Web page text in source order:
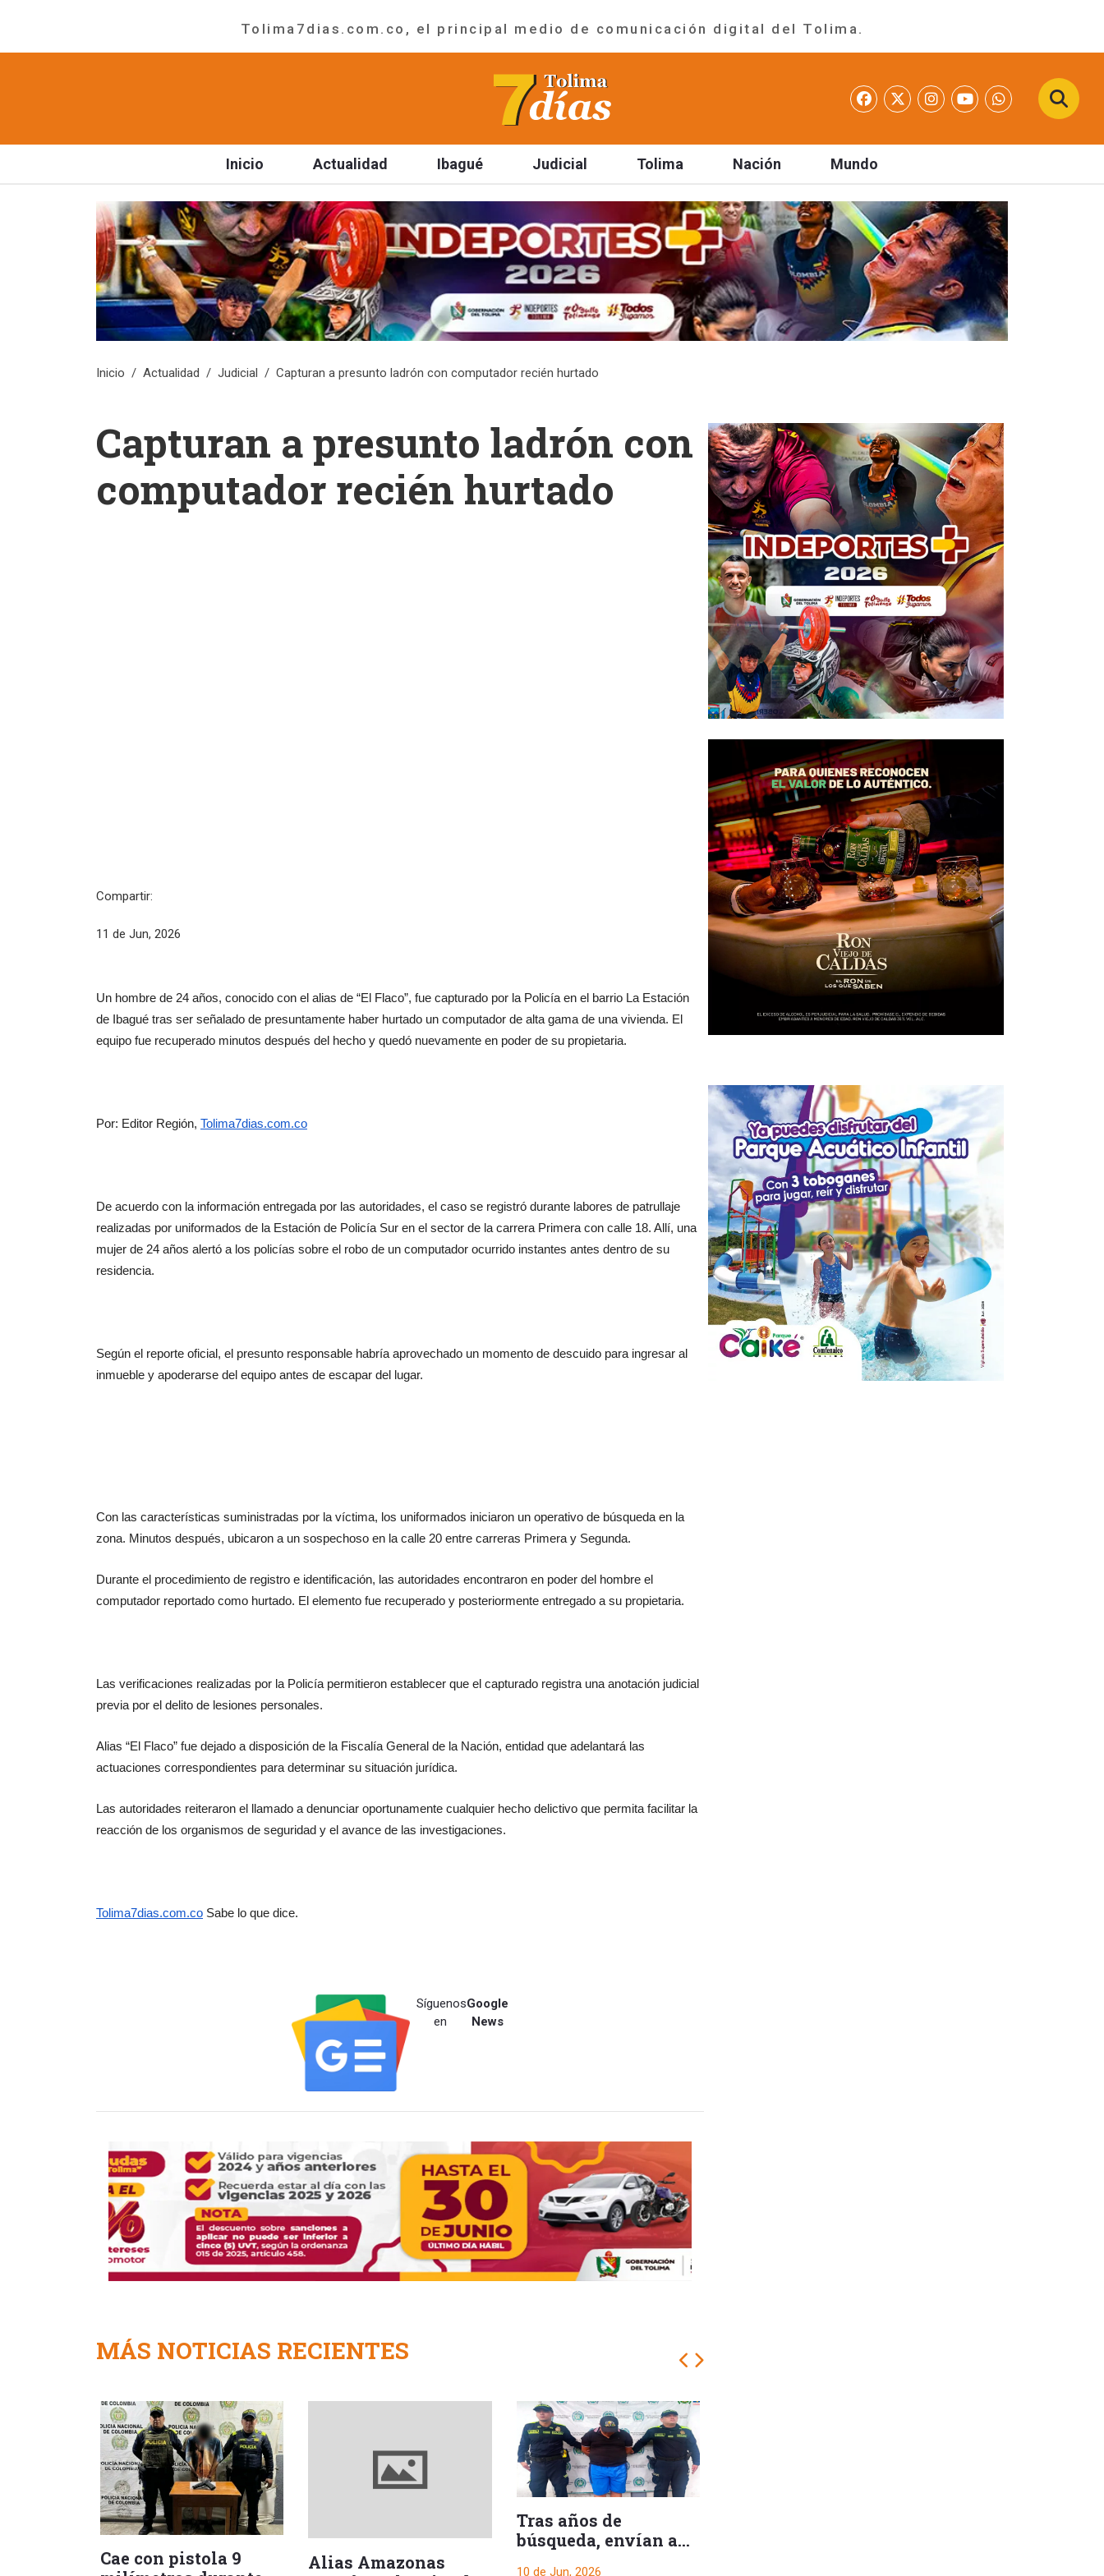
Tolima7dias.com.co, el principal medio de comunicación digital del Tolima.
Inicio Actualidad Ibagué Judicial Tolima Nación Mundo
Inicio Actualidad Judicial Capturan a presunto ladrón con computador recién hurtado
Capturan a presunto ladrón con
computador recién hurtado
Compartir:
11 de Jun, 2026
Un hombre de 24 años, conocido con el alias de “El Flaco”, fue capturado por la Policía en el barrio La Estación
de Ibagué tras ser señalado de presuntamente haber hurtado un computador de alta gama de una vivienda. El
equipo fue recuperado minutos después del hecho y quedó nuevamente en poder de su propietaria.
Por: Editor Región, Tolima7dias.com.co
De acuerdo con la información entregada por las autoridades, el caso se registró durante labores de patrullaje
realizadas por uniformados de la Estación de Policía Sur en el sector de la carrera Primera con calle 18. Allí, una
mujer de 24 años alertó a los policías sobre el robo de un computador ocurrido instantes antes dentro de su
residencia.
Según el reporte oficial, el presunto responsable habría aprovechado un momento de descuido para ingresar al
inmueble y apoderarse del equipo antes de escapar del lugar.
Con las características suministradas por la víctima, los uniformados iniciaron un operativo de búsqueda en la
zona. Minutos después, ubicaron a un sospechoso en la calle 20 entre carreras Primera y Segunda.
Durante el procedimiento de registro e identificación, las autoridades encontraron en poder del hombre el
computador reportado como hurtado. El elemento fue recuperado y posteriormente entregado a su propietaria.
Las verificaciones realizadas por la Policía permitieron establecer que el capturado registra una anotación judicial
previa por el delito de lesiones personales.
Alias “El Flaco” fue dejado a disposición de la Fiscalía General de la Nación, entidad que adelantará las
actuaciones correspondientes para determinar su situación jurídica.
Las autoridades reiteraron el llamado a denunciar oportunamente cualquier hecho delictivo que permita facilitar la
reacción de los organismos de seguridad y el avance de las investigaciones.
Tolima7dias.com.co Sabe lo que dice.
Síguenos
en
Google
News
MÁS NOTICIAS RECIENTES
Cae con pistola 9
Alias Amazonas
Tras años de
búsqueda, envían a
10 de Jun, 2026